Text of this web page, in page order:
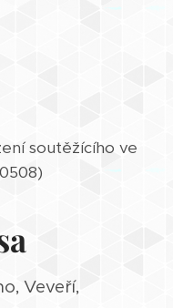
soutěžícího ve
Veveří,